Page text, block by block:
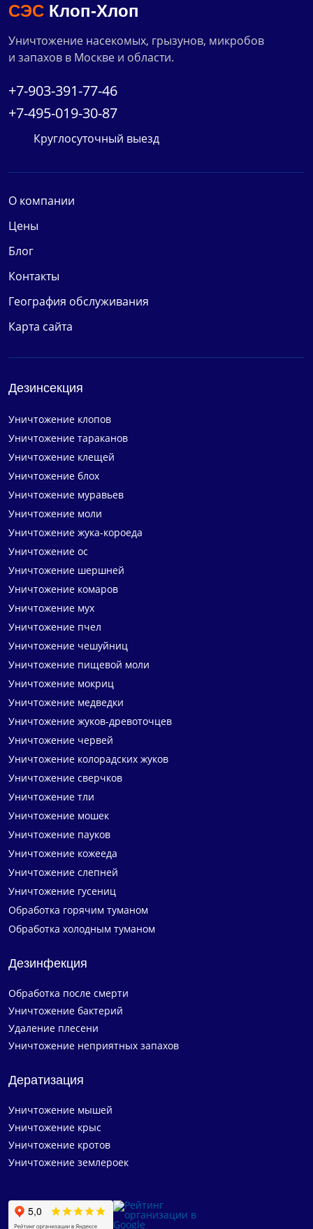
СЭС Клоп-Хлоп
Уничтожение насекомых, грызунов, микробов
и запахов в Москве и области.
Круглосуточный выезд
+7-903-391-77-46
+7-495-019-30-87
О компании
Цены
Блог
Контакты
География обслуживания
Карта сайта
Дезинсекция
Уничтожение клопов
Уничтожение тараканов
Уничтожение клещей
Уничтожение блох
Уничтожение муравьев
Уничтожение моли
Уничтожение жука-короеда
Уничтожение ос
Уничтожение шершней
Уничтожение комаров
Уничтожение мух
Уничтожение пчел
Уничтожение чешуйниц
Уничтожение пищевой моли
Уничтожение мокриц
Уничтожение медведки
Уничтожение жуков-древоточцев
Уничтожение червей
Уничтожение колорадских жуков
Уничтожение сверчков
Уничтожение тли
Уничтожение мошек
Уничтожение пауков
Уничтожение кожееда
Уничтожение слепней
Уничтожение гусениц
Обработка горячим туманом
Обработка холодным туманом
Дезинфекция
Обработка после смерти
Уничтожение бактерий
Удаление плесени
Уничтожение неприятных запахов
Дератизация
Уничтожение мышей
Уничтожение крыс
Уничтожение кротов
Уничтожение землероек